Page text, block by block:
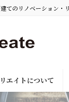
てのリノベーション・
エイトについて